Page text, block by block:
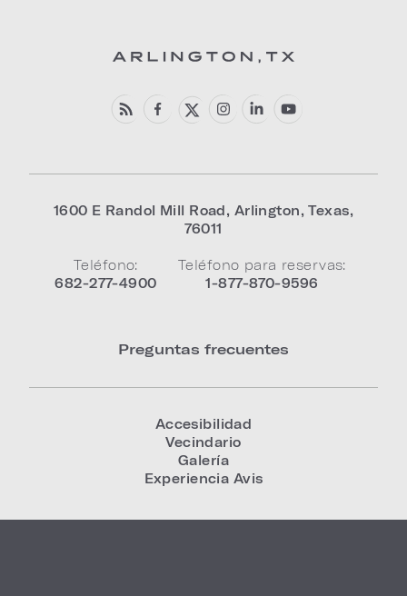
1600 E Randol Mill Road, Arlington,Texas,
76011
Teléfono:
682-277-4900
Teléfono para reservas:
1-877-870-9596
Preguntas frecuentes
Accesibilidad
Vecindario
Galería
Experiencia Avis